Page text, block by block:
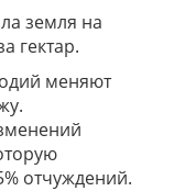
земля на
гектар.
меняют
отчуждений.